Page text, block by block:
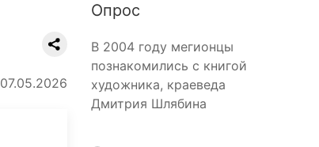
07.05.2026
Опрос
В 2004 году мегионцы
познакомились с книгой
художника, краеведа
Дмитрия Шлябина